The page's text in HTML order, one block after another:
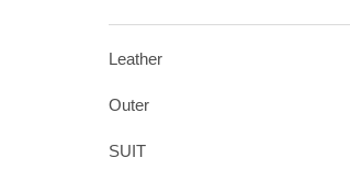
Leather
Outer
SUIT